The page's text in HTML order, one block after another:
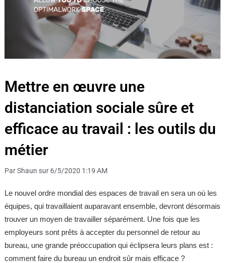
Mettre en œuvre une
distanciation sociale sûre et
efficace au travail : les outils du
métier
Par Shaun sur 6/5/2020 1:19 AM
Le nouvel ordre mondial des espaces de travail en sera un où les
équipes, qui travaillaient auparavant ensemble, devront désormais
trouver un moyen de travailler séparément. Une fois que les
employeurs sont prêts à accepter du personnel de retour au
bureau, une grande préoccupation qui éclipsera leurs plans est :
comment faire du bureau un endroit sûr mais efficace ?